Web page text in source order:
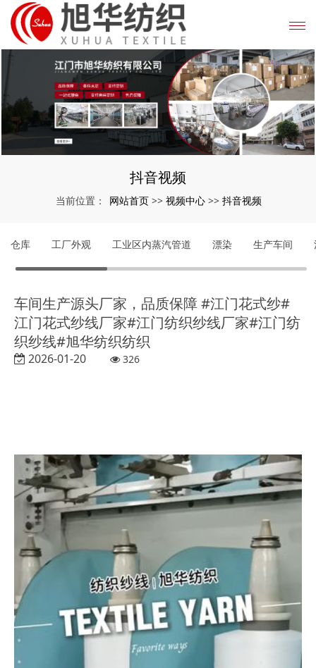
抖音视频
当前位置： 网站首页 >> 视频中心 >> 抖音视频
仓库 工厂外观 工业区内蒸汽管道 漂染 生产车间
车间生产源头厂家，品质保障 #江门花式纱#
江门花式纱线厂家#江门纺织纱线厂家#江门纺
织纱线#旭华纺织纺织
2026-01-20 326